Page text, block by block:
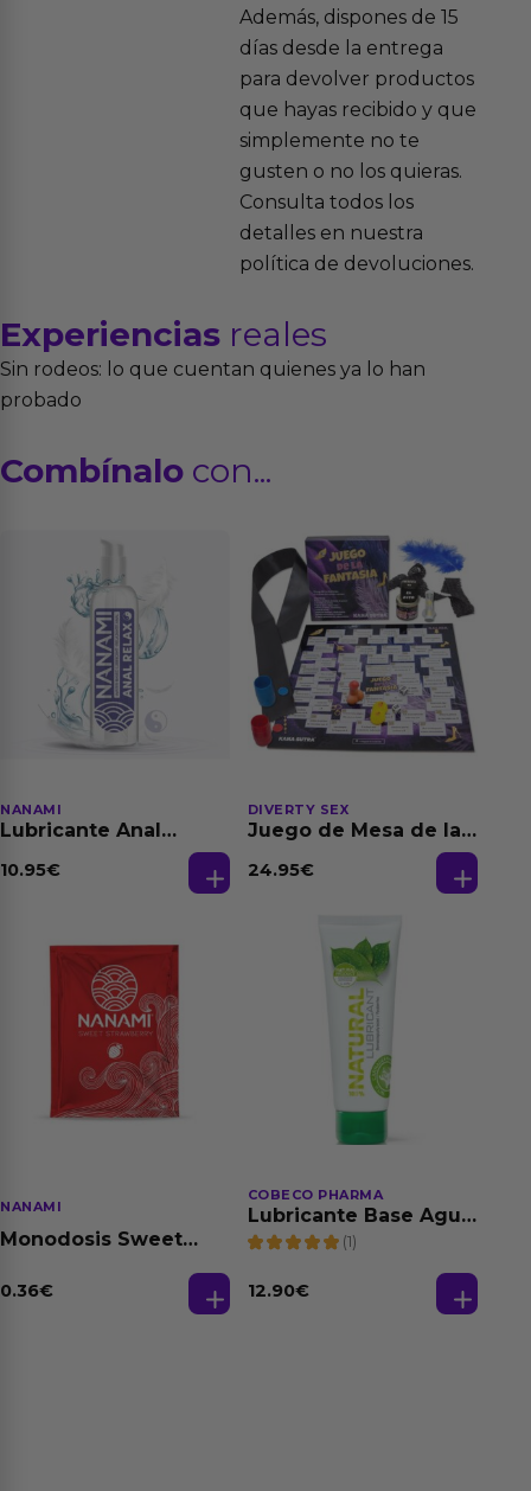
Además, dispones de 15
días desde la entrega
para devolver productos
que hayas recibido y que
simplemente no te
gusten o no los quieras.
Consulta todos los
detalles en nuestra
política de devoluciones.
Experiencias reales
Sin rodeos: lo que cuentan quienes ya lo han
probado
Combínalo con...
NANAMI
Lubricante Anal
Dilatación Base Agua
10.95€
DIVERTY SEX
Juego de Mesa de las
24.95€
NANAMI
Monodosis Sweet
0.36€
COBECO PHARMA
Lubricante Base Agua
100% Natural 125 ml
(1)
12.90€